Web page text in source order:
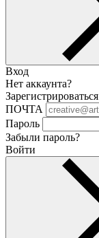
Вход
Нет аккаунта?
Зарегистрироваться
ПОЧТА
Пароль
Забыли пароль?
Войти